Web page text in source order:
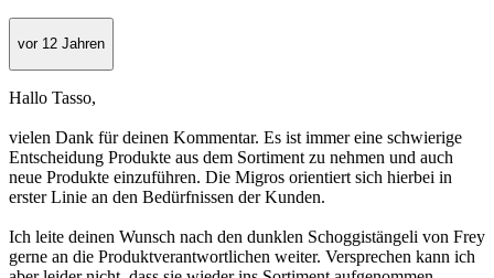
vor 12 Jahren
Hallo Tasso,
vielen Dank für deinen Kommentar. Es ist immer eine schwierige
Entscheidung Produkte aus dem Sortiment zu nehmen und auch
neue Produkte einzuführen. Die Migros orientiert sich hierbei in
erster Linie an den Bedürfnissen der Kunden.
Ich leite deinen Wunsch nach den dunklen Schoggistängeli von Frey
gerne an die Produktverantwortlichen weiter. Versprechen kann ich